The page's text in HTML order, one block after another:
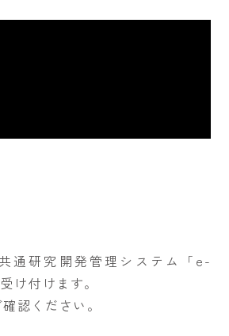
通研究開発管理システム「e-
け付けます。
認ください。